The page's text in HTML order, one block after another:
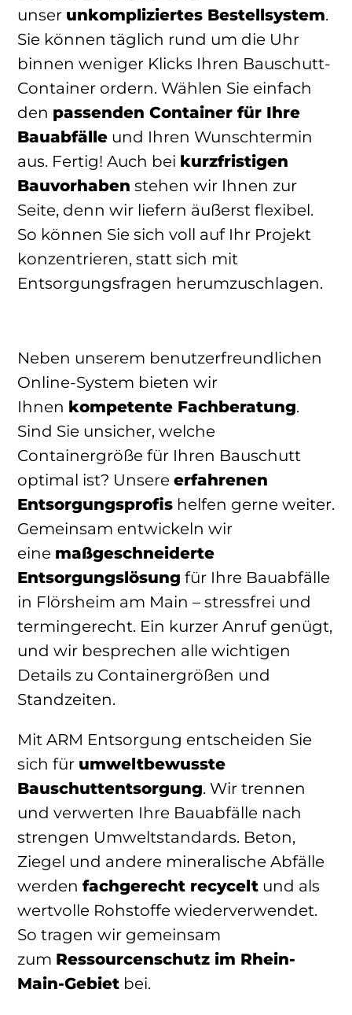
unser unkompliziertes Bestellsystem.
Sie können täglich rund um die Uhr
binnen weniger Klicks Ihren Bauschutt-
Container ordern. Wählen Sie einfach
den passenden Container für Ihre
Bauabfälle und Ihren Wunschtermin
aus. Fertig! Auch bei kurzfristigen
Bauvorhaben stehen wir Ihnen zur
Seite, denn wir liefern äußerst flexibel.
So können Sie sich voll auf Ihr Projekt
konzentrieren, statt sich mit
Entsorgungsfragen herumzuschlagen.
Neben unserem benutzerfreundlichen
Online-System bieten wir
Ihnen kompetente Fachberatung.
Sind Sie unsicher, welche
Containergröße für Ihren Bauschutt
optimal ist? Unsere erfahrenen
Entsorgungsprofis helfen gerne weiter.
Gemeinsam entwickeln wir
eine maßgeschneiderte
Entsorgungslösung für Ihre Bauabfälle
in Flörsheim am Main – stressfrei und
termingerecht. Ein kurzer Anruf genügt,
und wir besprechen alle wichtigen
Details zu Containergrößen und
Standzeiten.
Mit ARM Entsorgung entscheiden Sie
sich für umweltbewusste
Bauschuttentsorgung. Wir trennen
und verwerten Ihre Bauabfälle nach
strengen Umweltstandards. Beton,
Ziegel und andere mineralische Abfälle
werden fachgerecht recycelt und als
wertvolle Rohstoffe wiederverwendet.
So tragen wir gemeinsam
zum Ressourcenschutz im Rhein-
Main-Gebiet bei.